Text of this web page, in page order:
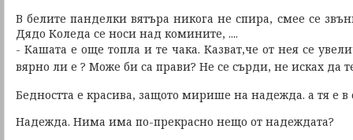
В белите панделки вятъра никога не спира, смее се
Дядо Коледа се носи над комините, ....
- Кашата е още топла и те чака. Казват,че от нея се
вярно ли е ? Може би са прави? Не се сърди, не исках да
Бедността е красива, защото мирише на надежда. а тя е
Надежда. Нима има по-прекрасно нещо от надеждата?